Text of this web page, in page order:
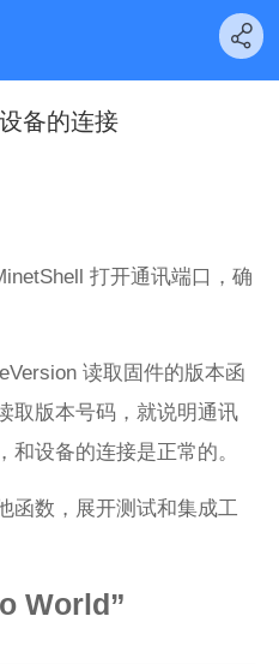
备的连接
打开通讯端口，确
读取固件的版本函
取版本号码，就说明通讯
和设备的连接是正常的。
函数，展开测试和集成工
World”